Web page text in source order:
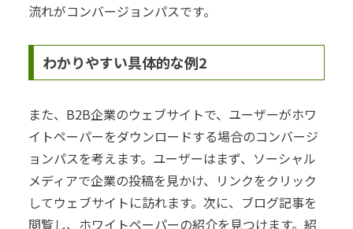
流れがコンバージョンパスです。
わかりやすい具体的な例2
また、B2B企業のウェブサイトで、ユーザーがホワ
イトペーパーをダウンロードする場合のコンバージ
ョンパスを考えます。ユーザーはまず、ソーシャル
メディアで企業の投稿を見かけ、リンクをクリック
してウェブサイトに訪れます。次に、ブログ記事を
閲覧し、ホワイトペーパーの紹介を見つけます。紹